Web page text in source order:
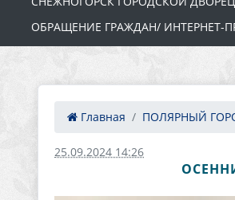
ОБРАЩЕНИЕ ГРАЖДАН/ ИНТЕРНЕТ-
Главная ПОЛЯРНЫЙ
25.09.2024 14:26